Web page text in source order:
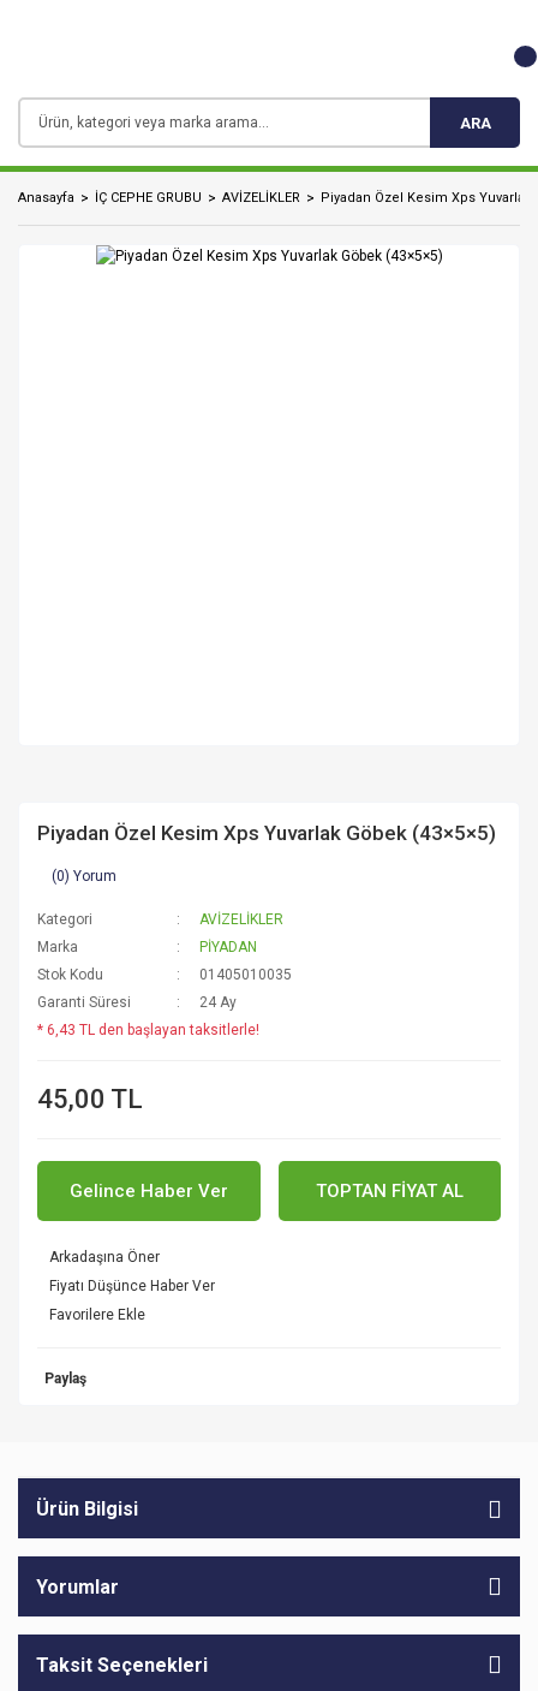
ARA
Anasayfa İÇ CEPHE GRUBU AVİZELİKLER Piyadan Özel Kesim Xps Yuvarlak
Piyadan Özel Kesim Xps Yuvarlak Göbek (43×5×5)
(0) Yorum
Kategori
AVİZELİKLER
Marka
PİYADAN
Stok Kodu
01405010035
Garanti Süresi
24 Ay
* 6,43 TL den başlayan taksitlerle!
45,00 TL
Gelince Haber Ver TOPTAN FİYAT AL
Arkadaşına Öner
Fiyatı Düşünce Haber Ver
Paylaş
Ürün Bilgisi
Yorumlar
Taksit Seçenekleri